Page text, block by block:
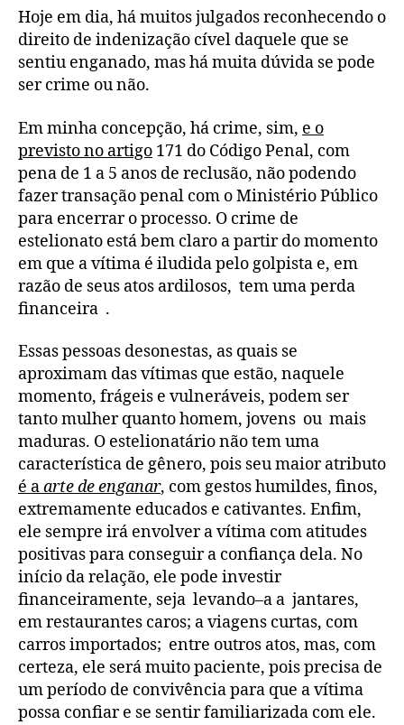
Hoje em dia, há muitos julgados reconhecendo o
direito de indenização cível daquele que se
sentiu enganado, mas há muita dúvida se pode
ser crime ou não.
Em minha concepção, há crime, sim, e o
previsto no artigo 171 do Código Penal, com
pena de 1 a 5 anos de reclusão, não podendo
fazer transação penal com o Ministério Público
para encerrar o processo. O crime de
estelionato está bem claro a partir do momento
em que a vítima é iludida pelo golpista e, em
razão de seus atos ardilosos, tem uma perda
financeira .
Essas pessoas desonestas, as quais se
aproximam das vítimas que estão, naquele
momento, frágeis e vulneráveis, podem ser
tanto mulher quanto homem, jovens ou mais
maduras. O estelionatário não tem uma
característica de gênero, pois seu maior atributo
é aarte de enganar, com gestos humildes, finos,
extremamente educados e cativantes. Enfim,
ele sempre irá envolver a vítima com atitudes
positivas para conseguir a confiança dela. No
início da relação, ele pode investir
financeiramente, seja levando–a a jantares,
em restaurantes caros; a viagens curtas, com
carros importados; entre outros atos, mas, com
certeza, ele será muito paciente, pois precisa de
um período de convivência para que a vítima
possa confiar e se sentir familiarizada com ele.